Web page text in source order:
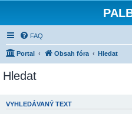
FAQ
Portal Obsah fóra Hledat
Hledat
VYHLEDÁVANÝ TEXT